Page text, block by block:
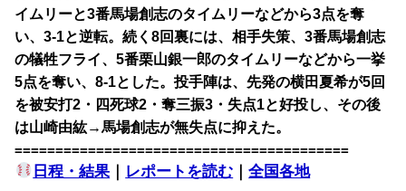
イムリーと3番馬場創志のタイムリーなどから3点を奪
い、3-1と逆転。続く8回裏には、相手失策、3番馬場創志
の犠牲フライ、5番栗山銀一郎のタイムリーなどから一挙
5点を奪い、8-1とした。投手陣は、先発の横田夏希が5回
を被安打2・四死球2・奪三振3・失点1と好投し、その後
は山崎由紘→馬場創志が無失点に抑えた。
=========================================
日程・結果 ｜ レポートを読む ｜全国各地